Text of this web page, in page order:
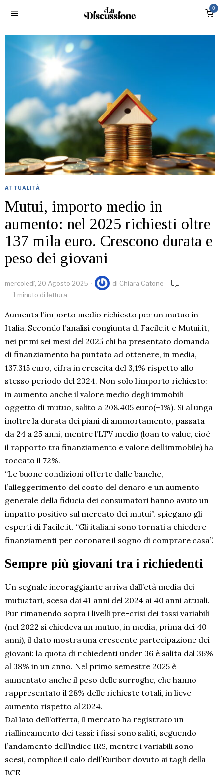
0
ATTUALITÀ
Mutui, importo medio in
aumento: nel 2025 richiesti oltre
137 mila euro. Crescono durata e
peso dei giovani
mercoledì, 20 Agosto 2025 di Chiara Catone
1 minuto di lettura
Aumenta l’importo medio richiesto per un mutuo in
Italia. Secondo l’analisi congiunta di Facile.it e Mutui.it,
nei primi sei mesi del 2025 chi ha presentato domanda
di finanziamento ha puntato ad ottenere, in media,
137.315 euro, cifra in crescita del 3,1% rispetto allo
stesso periodo del 2024. Non solo l’importo richiesto:
in aumento anche il valore medio degli immobili
oggetto di mutuo, salito a 208.405 euro(+1%). Si allunga
inoltre la durata dei piani di ammortamento, passata
da 24 a 25 anni, mentre l’LTV medio (loan to value, cioè
il rapporto tra finanziamento e valore dell’immobile) ha
toccato il 72%.
“Le buone condizioni offerte dalle banche,
l’alleggerimento del costo del denaro e un aumento
generale della fiducia dei consumatori hanno avuto un
impatto positivo sul mercato dei mutui”, spiegano gli
esperti di Facile.it. “Gli italiani sono tornati a chiedere
finanziamenti per coronare il sogno di comprare casa”.
Sempre più giovani tra i richiedenti
Un segnale incoraggiante arriva dall’età media dei
mutuatari, scesa dai 41 anni del 2024 ai 40 anni attuali.
Pur rimanendo sopra i livelli pre-crisi dei tassi variabili
(nel 2022 si chiedeva un mutuo, in media, prima dei 40
anni), il dato mostra una crescente partecipazione dei
giovani: la quota di richiedenti under 36 è salita dal 36%
al 38% in un anno. Nel primo semestre 2025 è
aumentato anche il peso delle surroghe, che hanno
rappresentato il 28% delle richieste totali, in lieve
aumento rispetto al 2024.
Dal lato dell’offerta, il mercato ha registrato un
riallineamento dei tassi: i fissi sono saliti, seguendo
l’andamento dell’indice IRS, mentre i variabili sono
scesi, complice il calo dell’Euribor dovuto ai tagli della
BCE.